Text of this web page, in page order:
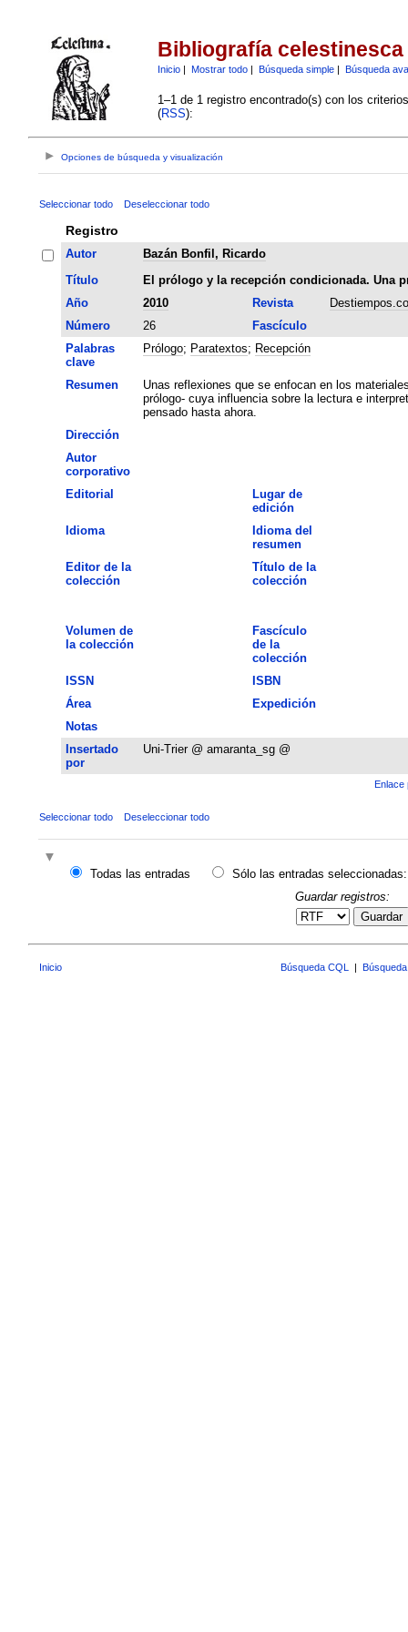
Bibliografía celestinesca
Inicio| Mostrar todo| Búsqueda simple| Búsqueda
1–1 de 1 registro encontrado(s) con los
(RSS):
Opciones de búsqueda y visualización
Seleccionar todo Deseleccionar todo
Registro
Autor
Bazán Bonfil, Ricardo
Título
El prólogo y la recepción condicionada. Una
Año
2010 Revista
Número
26
Fascículo
Palabras
clave
Prólogo; Paratextos; Recepción
Resumen
Unas reflexiones que se enfocan en los
prólogo- cuya influencia sobre la lectura e
pensado hasta ahora.
Dirección
Autor
corporativo
Editorial
Lugar de
edición
Idioma
Idioma del
resumen
Editor de la
colección
Título de la
colección
Volumen de
la colección
Fascículo
de la
colección
ISSN
ISBN
Área
Expedición
Notas
Insertado
por
Uni-Trier @ amaranta_sg @
Enlace
Seleccionar todo Deseleccionar todo
Todas las entradas
Sólo las entradas seleccionadas:
Guardar registros:
Guardar
Inicio Búsqueda CQL